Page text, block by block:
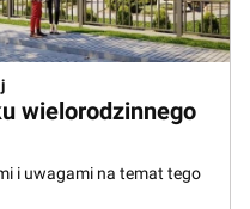
wielorodzinnego
i uwagami na temat tego